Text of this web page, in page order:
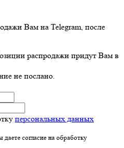
Вам на Telegram, после
распродажи придут Вам в
не послано.
персональных данных
согласие на обработку